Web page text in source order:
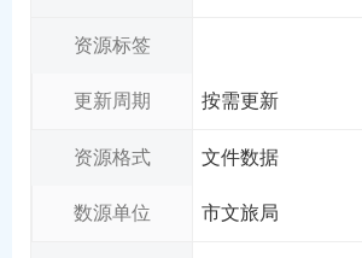
资源标签
更新周期 按需更新
资源格式 文件数据
数源单位 市文旅局